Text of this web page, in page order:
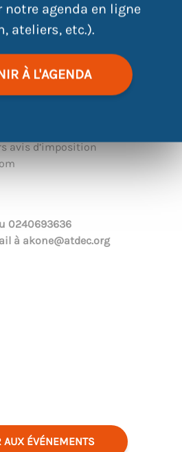
agenda en ligne
ateliers, etc.).
À L'AGENDA
SUIVANTS :
sociale (obligatoire)
(obligatoire)
avis d’imposition
0240693636
à akone@atdec.org
AUX ÉVÉNEMENTS